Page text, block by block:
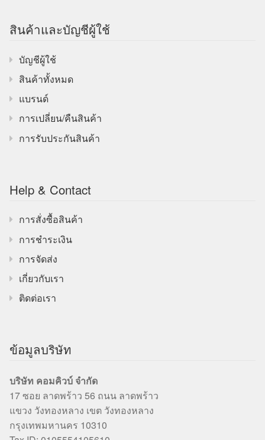
สินค้าและบัญชีผู้ใช้
บัญชีผู้ใช้
สินค้าทั้งหมด
แบรนด์
การเปลี่ยน/คืนสินค้า
การรับประกันสินค้า
Help & Contact
การสั่งซื้อสินค้า
การชำระเงิน
การจัดส่ง
เกี่ยวกับเรา
ติดต่อเรา
ข้อมูลบริษัท
บริษัท คอมคิวบ์ จำกัด
17 ซอย ลาดพร้าว 56 ถนน ลาดพร้าว
แขวง วังทองหลาง เขต วังทองหลาง
กรุงเทพมหานคร 10310